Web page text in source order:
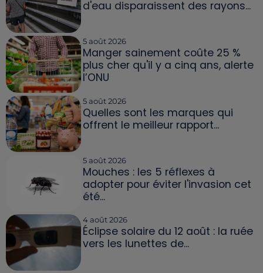
d'eau disparaissent des rayons...
5 août 2026
Manger sainement coûte 25 %
plus cher qu'il y a cinq ans, alerte
l’ONU
5 août 2026
Quelles sont les marques qui
offrent le meilleur rapport...
5 août 2026
Mouches : les 5 réflexes à
adopter pour éviter l'invasion cet
été...
4 août 2026
Éclipse solaire du 12 août : la ruée
vers les lunettes de...